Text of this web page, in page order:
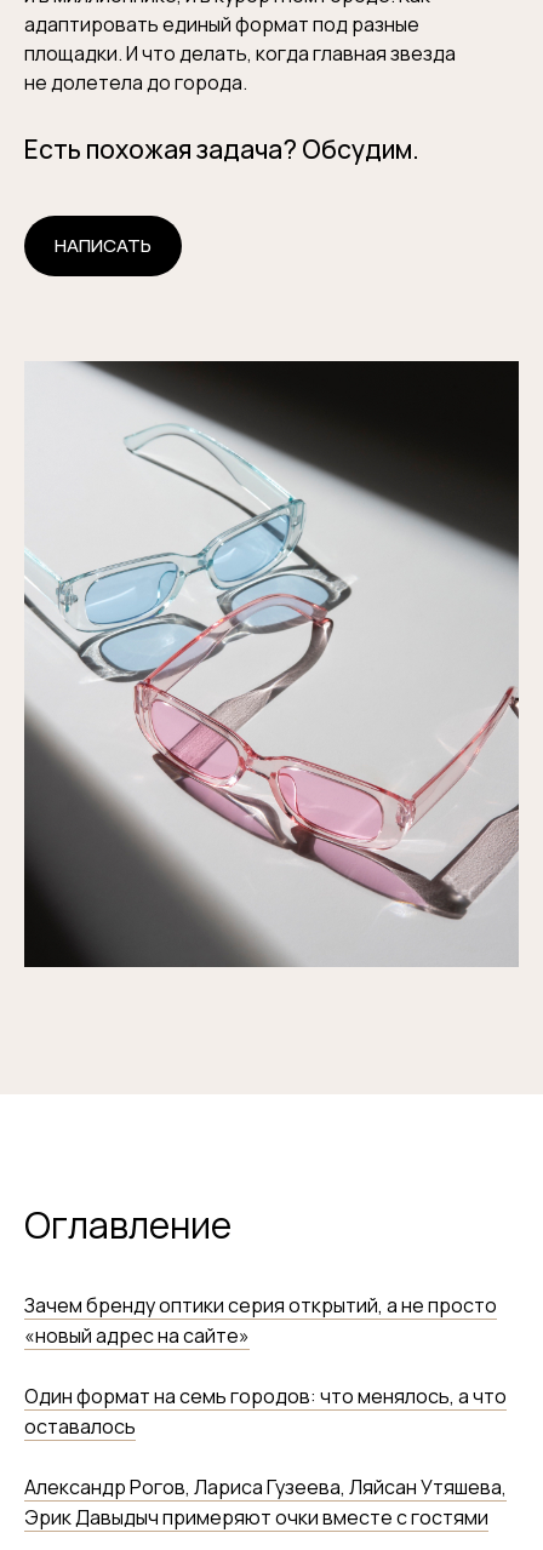
адаптировать единый формат под разные
площадки. И что делать, когда главная звезда
не долетела до города.
Есть похожая задача? Обсудим.
НАПИСАТЬ
Оглавление
Зачем бренду оптики серия открытий, а не просто
«новый адрес на сайте»
Один формат на семь городов: что менялось, а что
оставалось
Александр Рогов, Лариса Гузеева, Ляйсан Утяшева,
Эрик Давыдыч примеряют очки вместе с гостями